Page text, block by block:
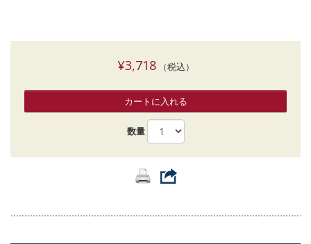
¥3,718（税込）
カートに入れる
数量